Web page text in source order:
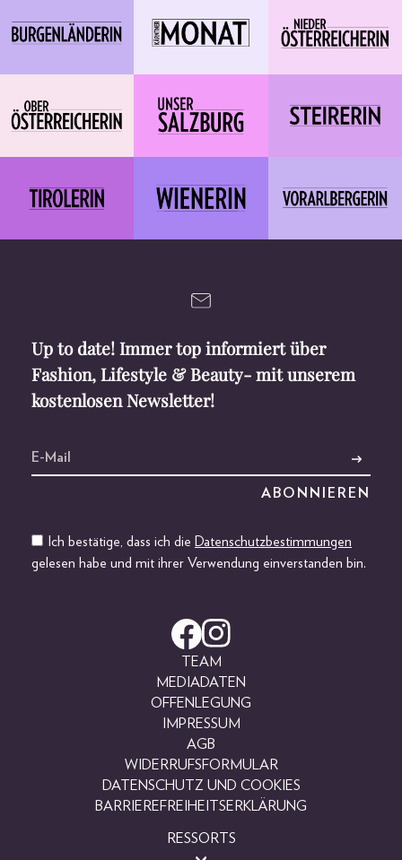
Up to date! Immer top informiert über
Fashion, Lifestyle & Beauty- mit unserem
kostenlosen Newsletter!
Ich bestätige, dass ich die Datenschutzbestimmungen
gelesen habe und mit ihrer Verwendung einverstanden bin.
TEAM
MEDIADATEN
OFFENLEGUNG
IMPRESSUM
AGB
WIDERRUFSFORMULAR
DATENSCHUTZ UND COOKIES
BARRIEREFREIHEITSERKLÄRUNG
RESSORTS